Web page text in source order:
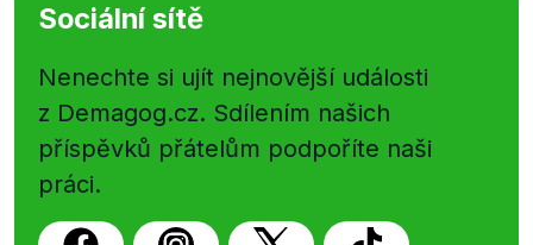
Sociální sítě
Nenechte si ujít nejnovější události
z Demagog.cz. Sdílením našich
příspěvků přátelům podpoříte naši
práci.